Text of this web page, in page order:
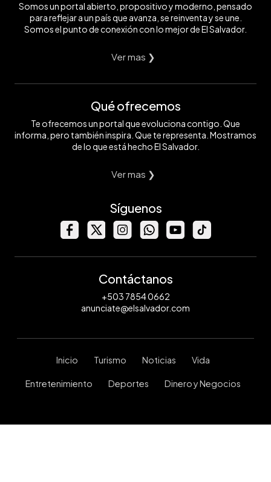
Somos un portal abierto, propositivo y moderno, pensado
para reflejar a un país que avanza, se reinventa y se une.
Somos el punto de conexión con lo mejor de El Salvador.
Ver mas ❯
Qué ofrecemos
Te ofrecemos un portal que evoluciona contigo. Que
informa, pero también inspira. Que te representa. Mostramos
de lo que está hecho El Salvador.
Ver mas ❯
Síguenos
Contáctanos
+503 7854 0662
anunciate@elsalvador.com
Inicio Turismo Noticias Vida
Entretenimiento Deportes Dinero y Negocios